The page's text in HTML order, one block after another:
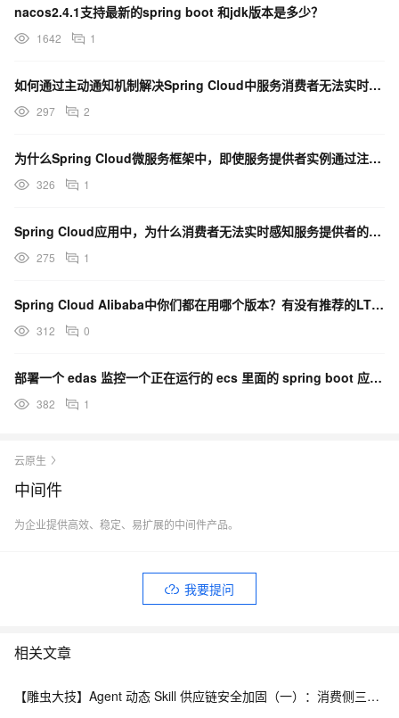
nacos2.4.1支持最新的spring boot 和jdk版本是多少？
1642 1
如何通过主动通知机制解决Spring Cloud中服务消费者无法实时感知服务提供者下线的问题？
297 2
为什么Spring Cloud微服务框架中，即使服务提供者实例通过注册中心主动注销，上游消费者仍然可
326 1
Spring Cloud应用中，为什么消费者无法实时感知服务提供者的下线？
275 1
Spring Cloud Alibaba中你们都在用哪个版本？有没有推荐的LTS版本？
312 0
部署一个 edas 监控一个正在运行的 ecs 里面的 spring boot 应用上这个地方咋配？
382 1
云原生
中间件
为企业提供高效、稳定、易扩展的中间件产品。
我要提问
相关文章
【雕虫大技】Agent 动态 Skill 供应链安全加固（一）：消费侧三层防线实战